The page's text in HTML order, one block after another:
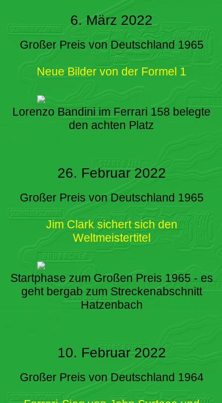
6. März 2022
Großer Preis von Deutschland 1965
Neue Bilder von der Formel 1
Lorenzo Bandini im Ferrari 158 belegte
den achten Platz
26. Februar 2022
Großer Preis von Deutschland 1965
Jim Clark sichert sich den
Weltmeistertitel
Startphase zum Großen Preis 1965 - es
geht bergab zum Streckenabschnitt
Hatzenbach
10. Februar 2022
Großer Preis von Deutschland 1964